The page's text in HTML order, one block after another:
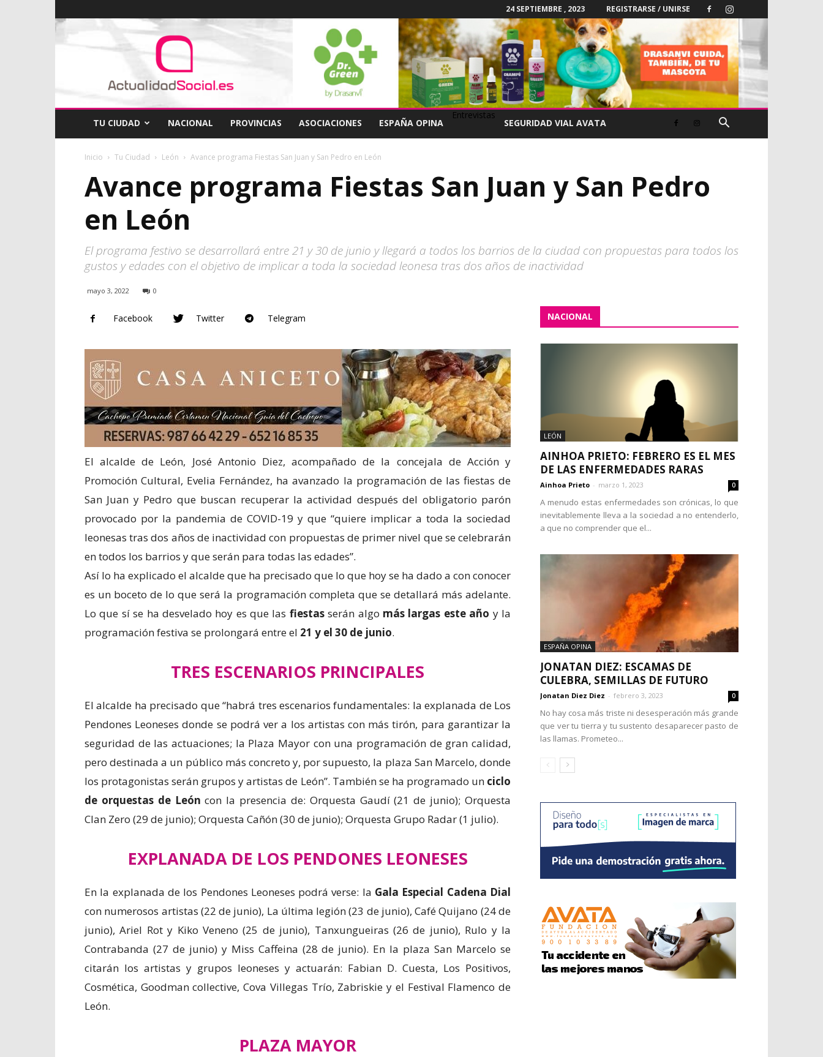
24 SEPTIEMBRE , 2023 REGISTRARSE / UNIRSE
ActualidadSocial
TU CIUDAD NACIONAL PROVINCIAS ASOCIACIONES ESPAÑA OPINA
Entrevistas
SEGURIDAD VIAL AVATA
Inicio Tu Ciudad León Avance programa Fiestas San Juan y San Pedro en León
Avance programa Fiestas San Juan y San Pedro
en León
El programa festivo se desarrollará entre 21 y 30 de junio y llegará a todos los barrios de la ciudad con propuestas para todos los
gustos y edades con el objetivo de implicar a toda la sociedad leonesa tras dos años de inactividad
mayo 3, 2022 0
Facebook Twitter Telegram
El alcalde de León, José Antonio Diez, acompañado de la concejala de Acción y
Promoción Cultural, Evelia Fernández, ha avanzado la programación de las fiestas de
San Juan y Pedro que buscan recuperar la actividad después del obligatorio parón
provocado por la pandemia de COVID-19 y que “quiere implicar a toda la sociedad
leonesas tras dos años de inactividad con propuestas de primer nivel que se celebrarán
en todos los barrios y que serán para todas las edades”.
Así lo ha explicado el alcalde que ha precisado que lo que hoy se ha dado a con conocer
es un boceto de lo que será la programación completa que se detallará más adelante.
Lo que sí se ha desvelado hoy es que las fiestasserán algo más largas este año y la
programación festiva se prolongará entre el 21 y el 30 de junio.
TRES ESCENARIOS PRINCIPALES
El alcalde ha precisado que “habrá tres escenarios fundamentales: la explanada de Los
Pendones Leoneses donde se podrá ver a los artistas con más tirón, para garantizar la
seguridad de las actuaciones; la Plaza Mayor con una programación de gran calidad,
pero destinada a un público más concreto y, por supuesto, la plaza San Marcelo, donde
los protagonistas serán grupos y artistas de León”. También se ha programado un ciclo
de orquestas de León con la presencia de: Orquesta Gaudí (21 de junio); Orquesta
Clan Zero (29 de junio); Orquesta Cañón (30 de junio); Orquesta Grupo Radar (1 julio).
EXPLANADA DE LOS PENDONES LEONESES
En la explanada de los Pendones Leoneses podrá verse: la Gala Especial Cadena Dial
con numerosos artistas (22 de junio), La última legión (23 de junio), Café Quijano (24 de
junio), Ariel Rot y Kiko Veneno (25 de junio), Tanxungueiras (26 de junio), Rulo y la
Contrabanda (27 de junio) y Miss Caffeina (28 de junio). En la plaza San Marcelo se
citarán los artistas y grupos leoneses y actuarán: Fabian D. Cuesta, Los Positivos,
Cosmética, Goodman collective, Cova Villegas Trío, Zabriskie y el Festival Flamenco de
León.
PLAZA MAYOR
NACIONAL
LEÓN
AINHOA PRIETO: FEBRERO ES EL MES
DE LAS ENFERMEDADES RARAS
Ainhoa Prieto - marzo 1, 2023 0
A menudo estas enfermedades son crónicas, lo que
inevitablemente lleva a la sociedad a no entenderlo,
a que no comprender que el...
ESPAÑA OPINA
JONATAN DIEZ: ESCAMAS DE
CULEBRA, SEMILLAS DE FUTURO
Jonatan Diez Diez - febrero 3, 2023 0
No hay cosa más triste ni desesperación más grande
que ver tu tierra y tu sustento desaparecer pasto de
las llamas. Prometeo...